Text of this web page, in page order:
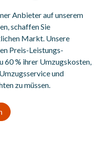
Anbieter auf unserem
schaffen Sie
Markt. Unsere
Preis-Leistungs-
60 % ihrer Umzugskosten,
und
zu müssen.